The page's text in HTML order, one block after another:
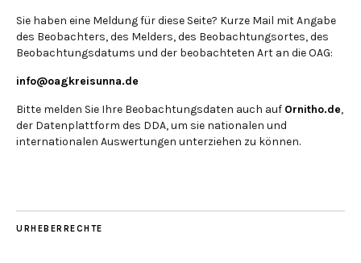
Sie haben eine Meldung für diese Seite? Kurze Mail mit Angabe
des Beobachters, des Melders, des Beobachtungsortes, des
Beobachtungsdatums und der beobachteten Art an die OAG:
info@oagkreisunna.de
Bitte melden Sie Ihre Beobachtungsdaten auch auf Ornitho.de,
der Datenplattform des DDA, um sie nationalen und
internationalen Auswertungen unterziehen zu können.
URHEBERRECHTE